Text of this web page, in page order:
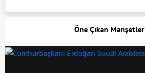
Öne Çıkan Manşetler